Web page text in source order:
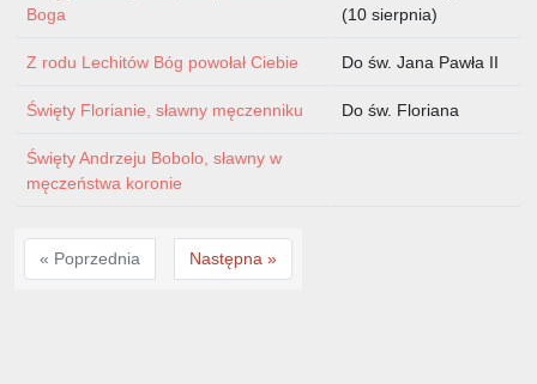
Boga
(10 sierpnia)
Z rodu Lechitów Bóg powołał Ciebie Do św. Jana Pawła II
Święty Florianie, sławny męczenniku Do św. Floriana
Święty Andrzeju Bobolo, sławny w
męczeństwa koronie
« Poprzednia Następna »